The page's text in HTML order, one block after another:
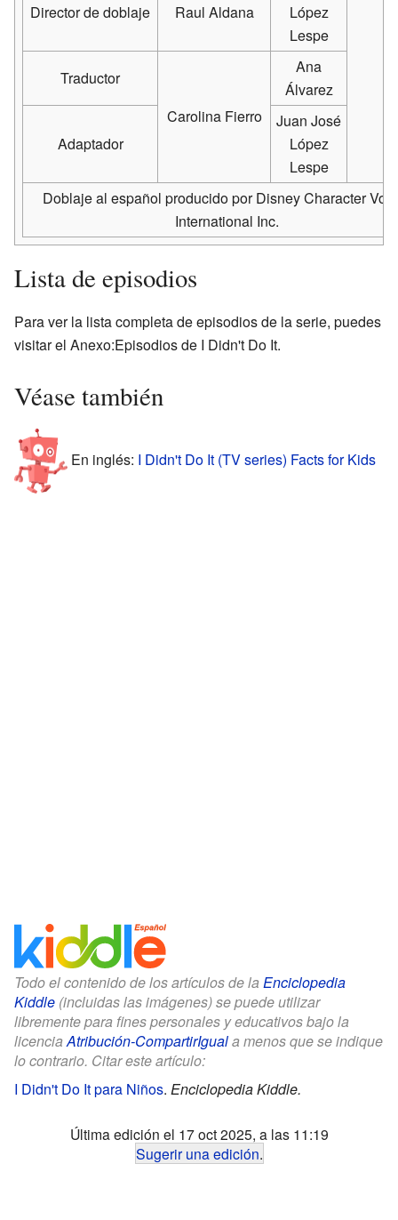
Director de doblaje Raul Aldana
López
Lespe
Traductor
Carolina Fierro
Ana
Álvarez
Adaptador
Juan José
López
Lespe
Doblaje al español producido por Disney Character
International Inc.
Lista de episodios
Para ver la lista completa de episodios de la serie, puedes
visitar el Anexo:Episodios de I Didn't Do It.
Véase también
En inglés: I Didn't Do It (TV series) Facts for Kids
Todo el contenido de los artículos de la Enciclopedia
Kiddle (incluidas las imágenes) se puede utilizar
libremente para fines personales y educativos bajo la
licenciaAtribución-CompartirIguala menos que se indique
lo contrario. Citar este artículo:
I Didn't Do It para Niños. Enciclopedia Kiddle.
Última edición el 17 oct 2025, a las 11:19
Sugerir una edición.